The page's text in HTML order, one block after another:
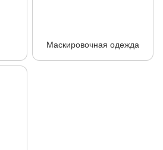
Маскировочная одежда